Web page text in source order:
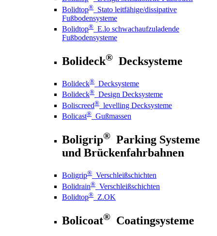
Bolidtop® Stato leitfähige/dissipative
Fußbodensysteme
Bolidtop® E.lo schwachaufzuladende
Fußbodensysteme
Bolideck® Decksysteme
Bolideck® Decksysteme
Bolideck® Design Decksysteme
Boliscreed® levelling Decksysteme
Bolicast® Gußmassen
Boligrip® Parking Systeme
und Brückenfahrbahnen
Boligrip® Verschleißschichten
Bolidrain® Verschleißschichten
Bolidtop® Z.OK
Bolicoat® Coatingsysteme